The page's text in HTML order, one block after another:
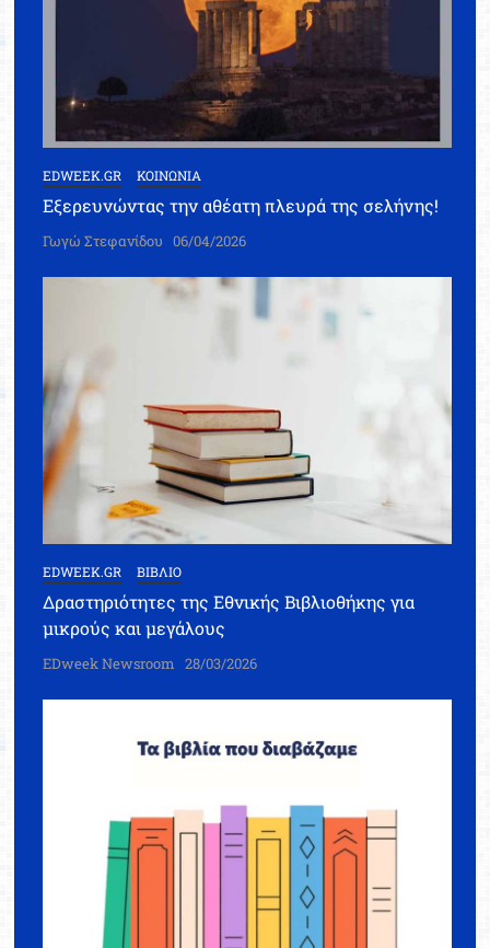
EDWEEK.GR ΚΟΙΝΩΝΙΑ
Εξερευνώντας την αθέατη πλευρά της σελήνης!
Γωγώ Στεφανίδου 06/04/2026
EDWEEK.GR ΒΙΒΛΙΟ
Δραστηριότητες της Εθνικής Βιβλιοθήκης για
μικρούς και μεγάλους
EDweek Newsroom 28/03/2026